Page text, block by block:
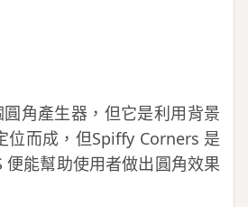
角產生器，但它是利用背景
位而成，但Spiffy Corners 是
便能幫助使用者做出圓角效果